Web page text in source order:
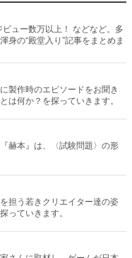
ュー数万以上！ などなど。多
身の“殿堂入り”記事をまとめま
製作時のエピソードをお聞き
は何か？を探っていきます。
赫本』は、〈試験問題〉の形
担う若きクリエイター達の姿
っていきます。